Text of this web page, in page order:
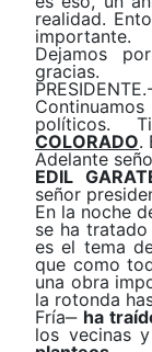
realidad.
importante.
Dejamos
gracias.
políticos.
COLORADO.
Adelante
EDIL
señor
En la noche
se ha
es el tema
que como
una obra
la rotonda
Fría‒ ha
los vecinas